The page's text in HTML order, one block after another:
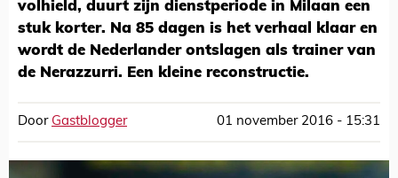
volhield, duurt zijn dienstperiode in Milaan een
stuk korter. Na 85 dagen is het verhaal klaar en
wordt de Nederlander ontslagen als trainer van
de Nerazzurri. Een kleine reconstructie.
Door Gastblogger 01 november 2016 - 15:31